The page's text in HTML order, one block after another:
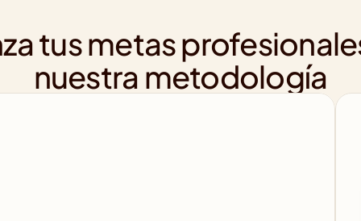
tus metas
nuestra metodología